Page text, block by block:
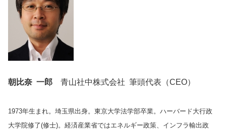
朝比奈 一郎 青山社中株式会社 筆頭代表（CEO）
1973年生まれ。埼玉県出身。東京大学法学部卒業。ハーバード大行政
大学院修了(修士)。経済産業省ではエネルギー政策、インフラ輸出政